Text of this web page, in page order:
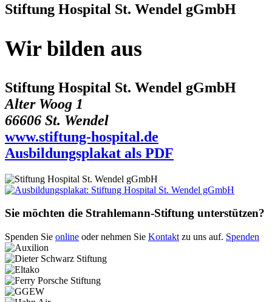
Stiftung Hospital St. Wendel gGmbH
Wir bilden aus
Stiftung Hospital St. Wendel gGmbH
Alter Woog 1
66606 St. Wendel
www.stiftung-hospital.de
Ausbildungsplakat als PDF
Sie möchten die Strahlemann-Stiftung unterstützen?
Spenden Sie online oder nehmen Sie Kontakt zu uns auf. Spenden